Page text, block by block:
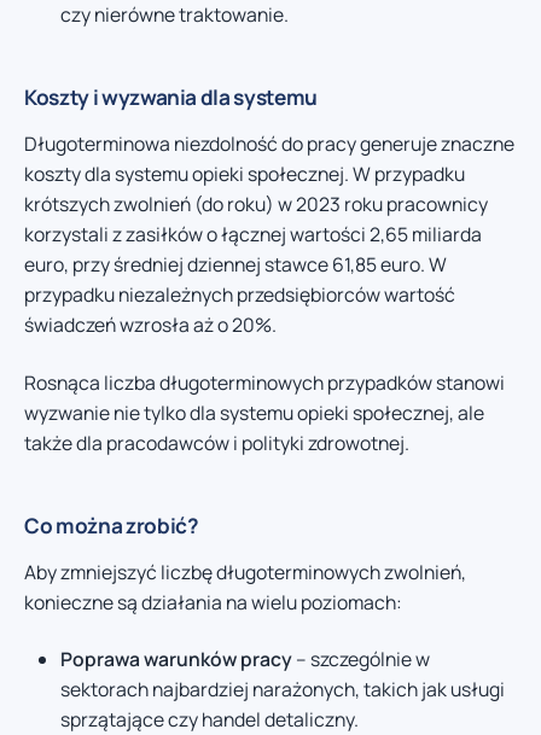
czy nierówne traktowanie.
Koszty i wyzwania dla systemu
Długoterminowa niezdolność do pracy generuje znaczne
koszty dla systemu opieki społecznej. W przypadku
krótszych zwolnień (do roku) w 2023 roku pracownicy
korzystali z zasiłków o łącznej wartości 2,65 miliarda
euro, przy średniej dziennej stawce 61,85 euro. W
przypadku niezależnych przedsiębiorców wartość
świadczeń wzrosła aż o 20%.
Rosnąca liczba długoterminowych przypadków stanowi
wyzwanie nie tylko dla systemu opieki społecznej, ale
także dla pracodawców i polityki zdrowotnej.
Co można zrobić?
Aby zmniejszyć liczbę długoterminowych zwolnień,
konieczne są działania na wielu poziomach:
Poprawa warunków pracy– szczególnie w
sektorach najbardziej narażonych, takich jak usługi
sprzątające czy handel detaliczny.